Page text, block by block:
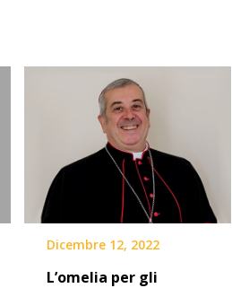
Dicembre 12, 2022
L’omelia per gli